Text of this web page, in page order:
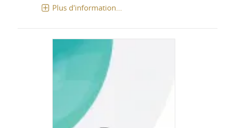
Plus d'information...